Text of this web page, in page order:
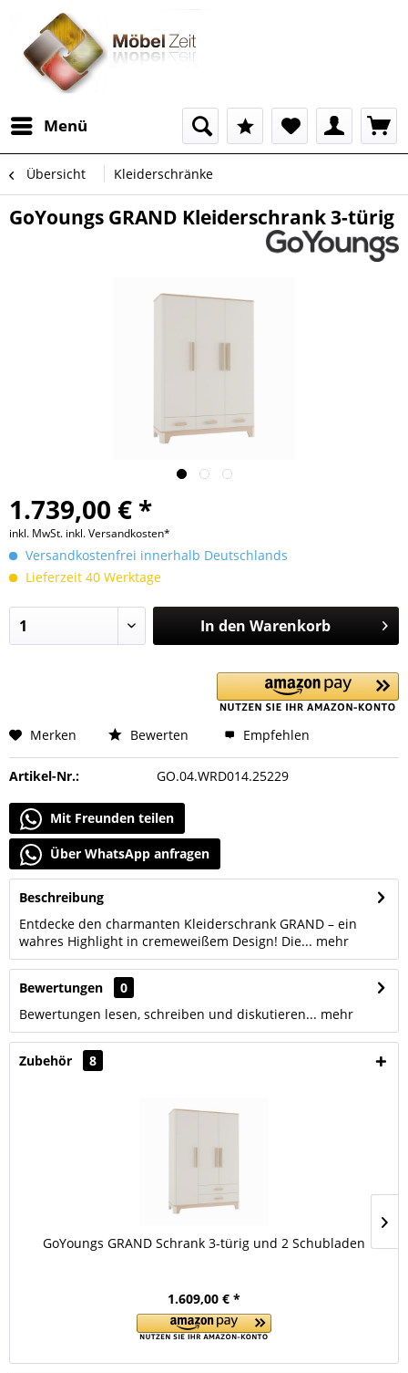
Menü
Übersicht Kleiderschränke
GoYoungs GRAND Kleiderschrank 3-türig
1.739,00 € *
inkl. MwSt. inkl. Versandkosten*
Versandkostenfrei innerhalb Deutschlands
Lieferzeit 40 Werktage
In den Warenkorb
Merken Bewerten Empfehlen
Artikel-Nr.: GO.04.WRD014.25229
Mit Freunden teilen
Über WhatsApp anfragen
Beschreibung
Entdecke den charmanten Kleiderschrank GRAND – ein
wahres Highlight in cremeweißem Design! Die... mehr
Bewertungen
0
Bewertungen lesen, schreiben und diskutieren... mehr
Zubehör 8
GoYoungs GRAND Schrank 3-türig und 2 Schubladen
1.609,00 € *